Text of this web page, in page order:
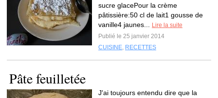
sucre glacePour la crème
pâtissière:50 cl de lait1 gousse de
vanille4 jaunes...
Lire la suite
Publié le 25 janvier 2014
CUISINE, RECETTES
Pâte feuilletée
J'ai toujours entendu dire que la